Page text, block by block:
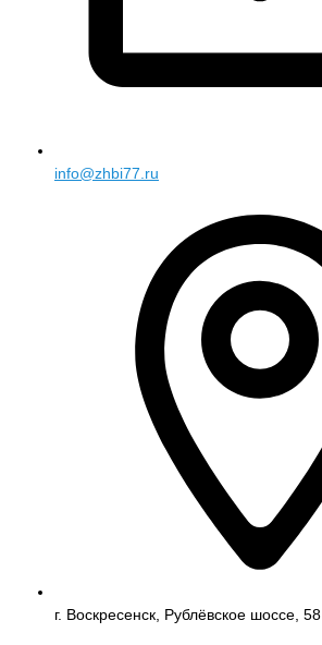
info@zhbi77.ru
г. Воскресенск, Рублёвское шоссе, 58